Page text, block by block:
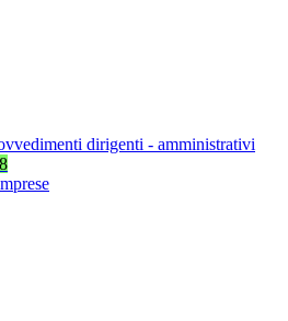
dirigenti - amministrativi